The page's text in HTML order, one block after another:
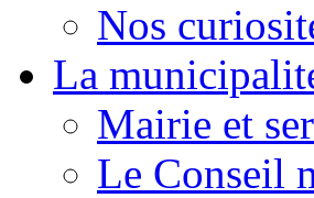
Nos
La
Mairie et
Le Conseil